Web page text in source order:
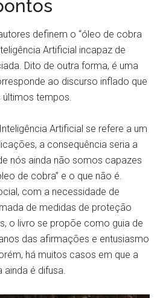
definem o “óleo de cobra
Artificial incapaz de
Dito de outra forma, é uma
ao discurso inflado que
tempos.
Artificial se refere a um
a consequência seria a
nós ainda não somos capazes
de cobra” e o que não é.
com a necessidade de
de medidas de proteção
o livro se propõe como guia de
das afirmações e entusiasmo
há muitos casos em que a
ainda é difusa.